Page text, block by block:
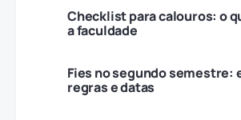
Checklist para calouros: o
a faculdade
Fies no segundo semestre:
regras e datas